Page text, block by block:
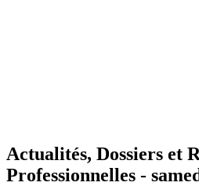
Actualités, Dossiers et
Professionnelles -